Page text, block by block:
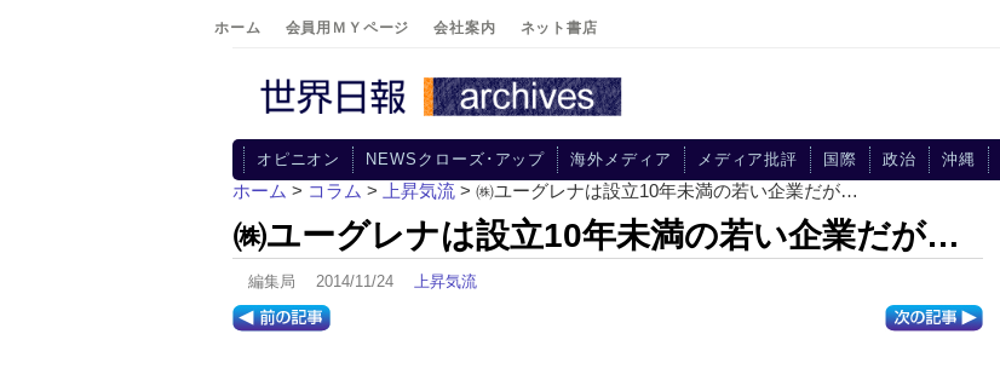
ホーム 会員用ＭＹページ 会社案内 ネット書店
オピニオン NEWSクローズ･アップ 海外メディア メディア批評 国際 政治 沖縄
ホーム > コラム > 上昇気流 > ㈱ユーグレナは設立10年未満の若い企業だが…
㈱ユーグレナは設立10年未満の若い企業だが…
編集局 2014/11/24 上昇気流